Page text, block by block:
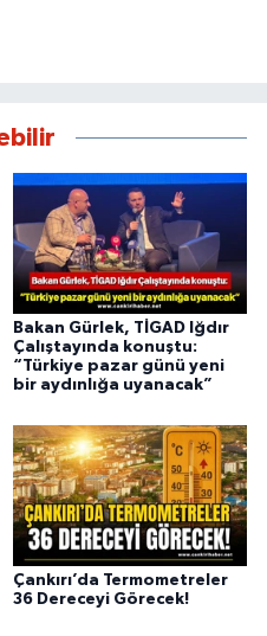
Bakan Gürlek, TİGAD Iğdır
Çalıştayında konuştu:
“Türkiye pazar günü yeni
bir aydınlığa uyanacak”
Çankırı’da Termometreler
36 Dereceyi Görecek!